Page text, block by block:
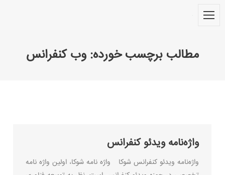
مطالب برچسب خورده: وب كنفرانس
واژه‌نامه ویدئو کنفرانس
واژه‌نامه ویدئو کنفرانس شوکا واژه نامه شوکا، اولین واژه نامه